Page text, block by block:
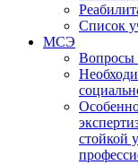
Список
МСЭ
стойкой